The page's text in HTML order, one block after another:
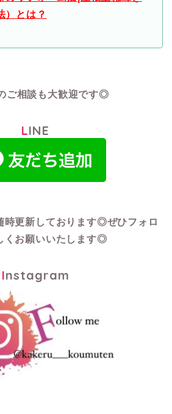
）とは？
ご相談も大歓迎です◎
LINE
時更新しております◎ぜひフォロ
くお願いいたします◎
Instagram